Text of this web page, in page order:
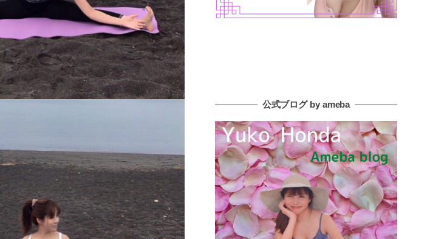
公式ブログ by ameba